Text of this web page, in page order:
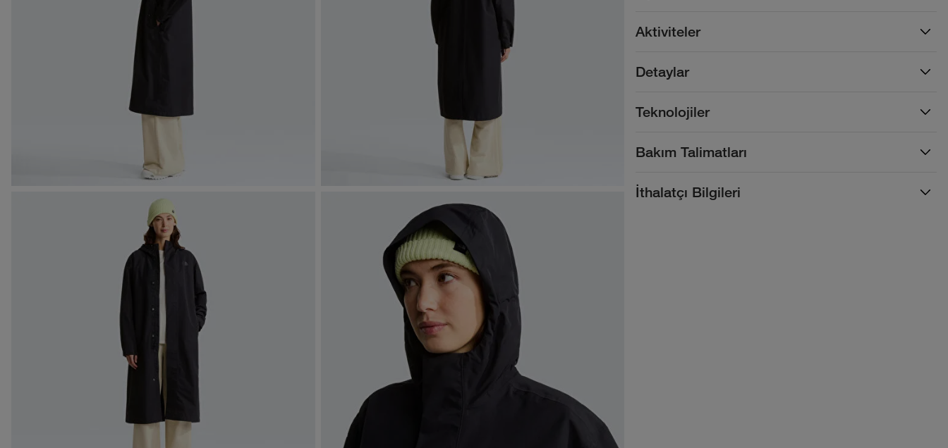
Detaylar
Aktiviteler
Bakım Talimatları
Teknolojiler
İthalatçı Bilgileri